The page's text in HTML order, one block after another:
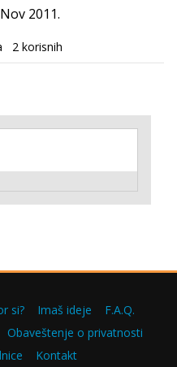
2011.
2 korisnih
si? Imaš ideje
F.A.Q.
Obaveštenje o privatnosti
Kontakt